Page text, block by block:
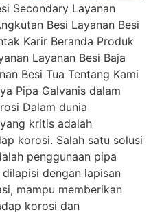
Secondary Layanan
Besi Layanan Besi
Karir Beranda Produk
Layanan Besi Baja
Besi Tua Tentang Kami
Pipa Galvanis dalam
Dalam dunia
kritis adalah
korosi. Salah satu solusi
penggunaan pipa
dengan lapisan
mampu memberikan
korosi dan